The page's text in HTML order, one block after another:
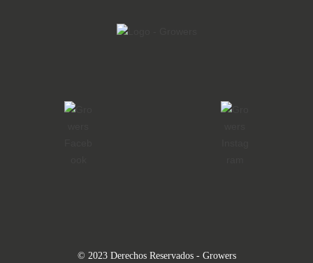
© 2023 Derechos Reservados - Growers